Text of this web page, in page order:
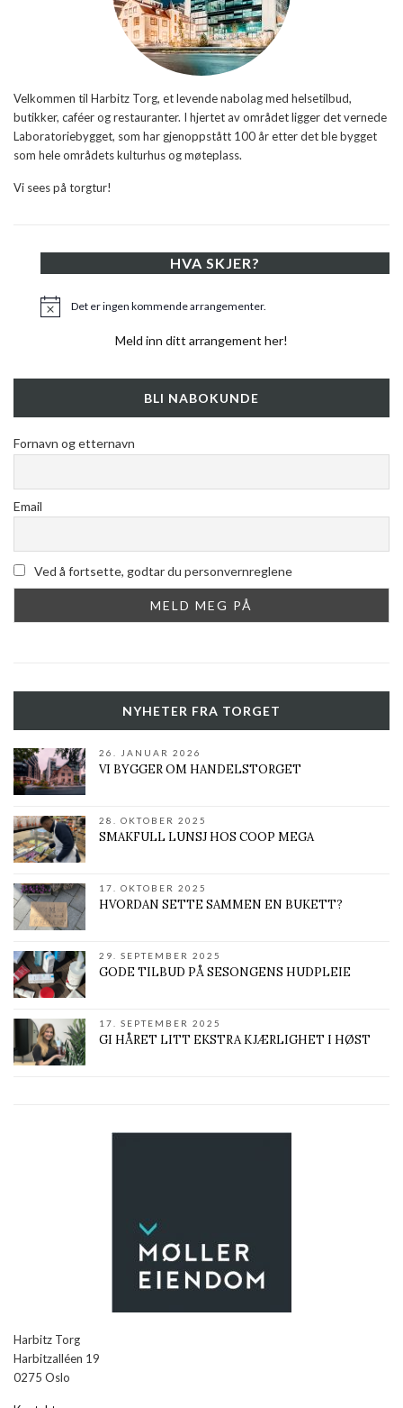
Velkommen til Harbitz Torg, et levende nabolag med helsetilbud,
butikker, caféer og restauranter. I hjertet av området ligger det vernede
Laboratoriebygget, som har gjenoppstått 100 år etter det ble bygget
som hele områdets kulturhus og møteplass.
Vi sees på torgtur!
HVA SKJER?
MerknadDet er ingen kommende arrangementer.
Meld inn ditt arrangement her!
BLI NABOKUNDE
Fornavn og etternavn
Email
Ved å fortsette, godtar du personvernreglene
NYHETER FRA TORGET
26. JANUAR 2026
VI BYGGER OM HANDELSTORGET
28. OKTOBER 2025
SMAKFULL LUNSJ HOS COOP MEGA
17. OKTOBER 2025
HVORDAN SETTE SAMMEN EN BUKETT?
29. SEPTEMBER 2025
GODE TILBUD PÅ SESONGENS HUDPLEIE
17. SEPTEMBER 2025
GI HÅRET LITT EKSTRA KJÆRLIGHET I HØST
Harbitz Torg
Harbitzalléen 19
0275 Oslo